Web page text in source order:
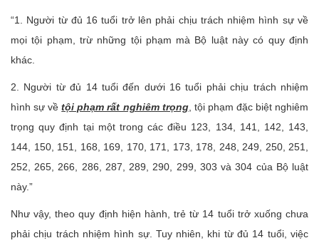
“1. Người từ đủ 16 tuổi trở lên phải chịu trách nhiệm hình sự về
mọi tội phạm, trừ những tội phạm mà Bộ luật này có quy định
khác.
2. Người từ đủ 14 tuổi đến dưới 16 tuổi phải chịu trách nhiệm
hình sự vềtội phạm rất nghiêm trọng, tội phạm đặc biệt nghiêm
trọng quy định tại một trong các điều 123, 134, 141, 142, 143,
144, 150, 151, 168, 169, 170, 171, 173, 178, 248, 249, 250, 251,
252, 265, 266, 286, 287, 289, 290, 299, 303 và 304 của Bộ luật
này.”
Như vậy, theo quy định hiện hành, trẻ từ 14 tuổi trở xuống chưa
phải chịu trách nhiệm hình sự. Tuy nhiên, khi từ đủ 14 tuổi, việc